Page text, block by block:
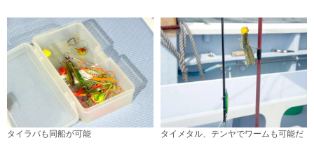
タイラバも同船が可能 タイメタル、テンヤでワームも可能だ